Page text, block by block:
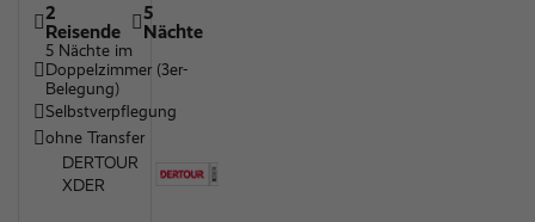
2
Reisende
5
Nächte
5 Nächte im
Doppelzimmer (3er-
Belegung)
Selbstverpflegung
ohne Transfer
DERTOUR
XDER